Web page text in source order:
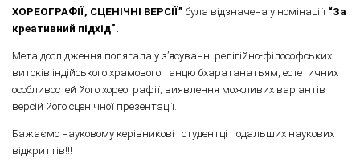
ХОРЕОГРАФІЇ, СЦЕНІЧНІ ВЕРСІЇ” була відзначена у номінаціії “За
креативний підхід”.
Мета дослідження полягала у з’ясуванні релігійно-філософських
витоків індійського храмового танцю бхаратанатьям, естетичних
особливостей його хореографії; виявлення можливих варіантів і
версій його сценічної презентації.
Бажаємо науковому керівникові і студентці подальших наукових
відкриттів!!!